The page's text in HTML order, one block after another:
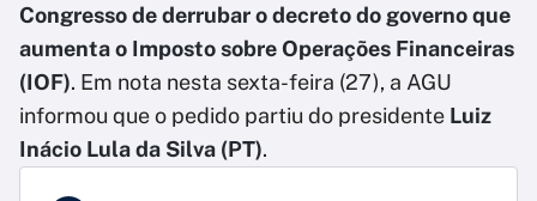
Congresso de derrubar o decreto do governo que
aumenta o Imposto sobre Operações Financeiras
(IOF). Em nota nesta sexta-feira (27), a AGU
informou que o pedido partiu do presidente Luiz
Inácio Lula da Silva (PT).